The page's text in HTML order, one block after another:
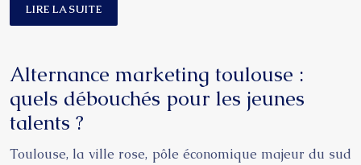
LIRE LA SUITE
Alternance marketing toulouse :
quels débouchés pour les jeunes
talents ?
Toulouse, la ville rose, pôle économique majeur du sud